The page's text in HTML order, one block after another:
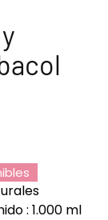
: 1.000 ml